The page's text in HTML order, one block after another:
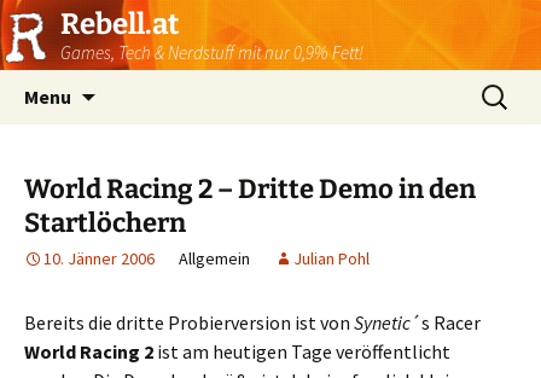
Rebell.at
Games, Tech & Nerdstuff mit nur 0,9% Fett!
Menu
Suchen
nach:
World Racing 2 – Dritte Demo in den
Startlöchern
10. Jänner 2006 Allgemein Julian Pohl
Bereits die dritte Probierversion ist von Synetic´s Racer
World Racing 2 ist am heutigen Tage veröffentlicht